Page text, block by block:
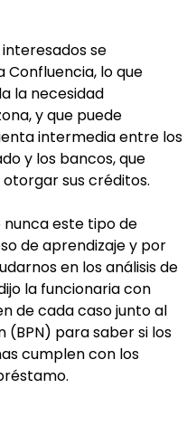
interesados se
lo que
la necesidad
y que puede
intermedia entre los
y los bancos, que
sus créditos.
nunca este tipo de
de aprendizaje y por
en los análisis de
la funcionaria con
de cada caso junto al
(BPN) para saber si los
cumplen con los